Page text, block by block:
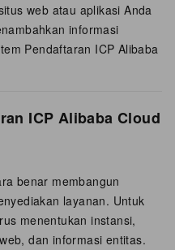
web atau aplikasi Anda
informasi
Pendaftaran ICP Alibaba
ICP Alibaba Cloud
benar membangun
layanan. Untuk
menentukan instansi,
dan informasi entitas.